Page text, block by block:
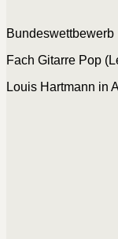
Bundeswettbewerb
Fach Gitarre Pop
Louis Hartmann in